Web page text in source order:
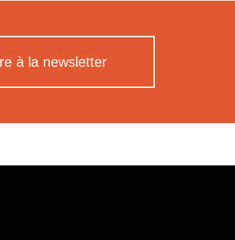
à la newsletter